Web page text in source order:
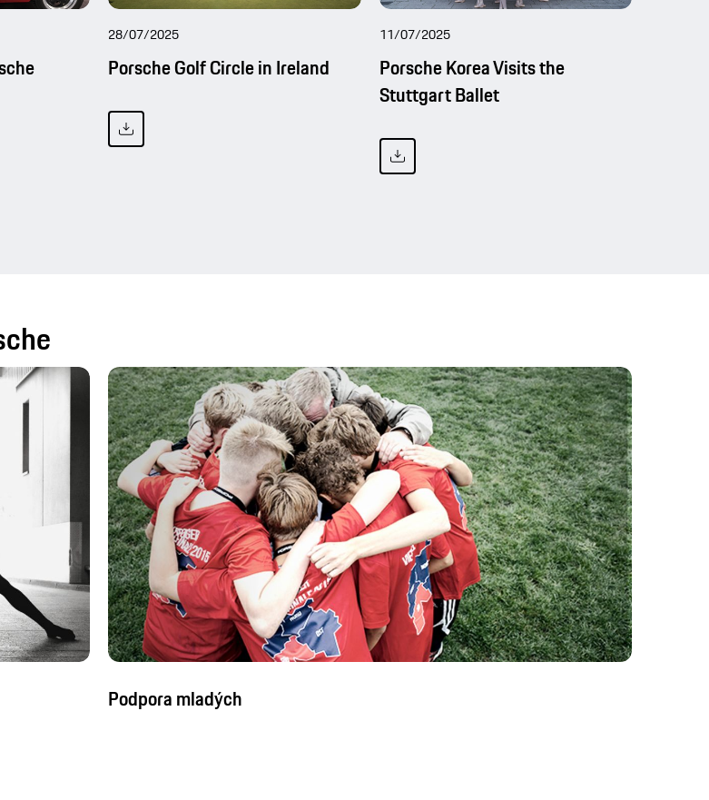
28/07/2025
Porsche Golf Circle in Ireland
11/07/2025
Porsche Korea Visits the
Stuttgart Ballet
Podpora mladých